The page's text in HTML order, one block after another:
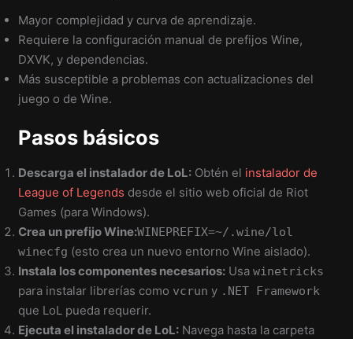
Mayor complejidad y curva de aprendizaje.
Requiere la configuración manual de prefijos Wine,
DXVK, y dependencias.
Más susceptible a problemas con actualizaciones del
juego o de Wine.
Pasos básicos
Descarga el instalador de LoL: Obtén el instalador de
League of Legends desde el sitio web oficial de Riot
Games (para Windows).
Crea un prefijo Wine:WINEPREFIX=~/.wine/lol
winecfg (esto crea un nuevo entorno Wine aislado).
Instala los componentes necesarios: Usawinetricks
para instalar librerías como vcrun y .NET Framework
que LoL pueda requerir.
Ejecuta el instalador de LoL: Navega hasta la carpeta